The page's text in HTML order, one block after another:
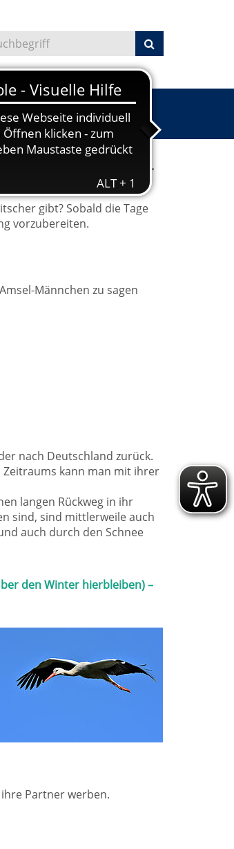
steht der Frühling wieder
gibt? Sobald die Tage
vorzubereiten.
Männchen zu sagen
nach Deutschland zurück.
kann man mit ihrer
langen Rückweg in ihr
sind, sind mittlerweile auch
auch durch den Schnee
den Winter hierbleiben) –
Partner werben.